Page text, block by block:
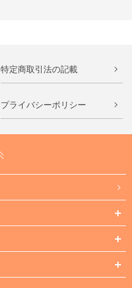
特定商取引法の記載
プライバシーポリシー